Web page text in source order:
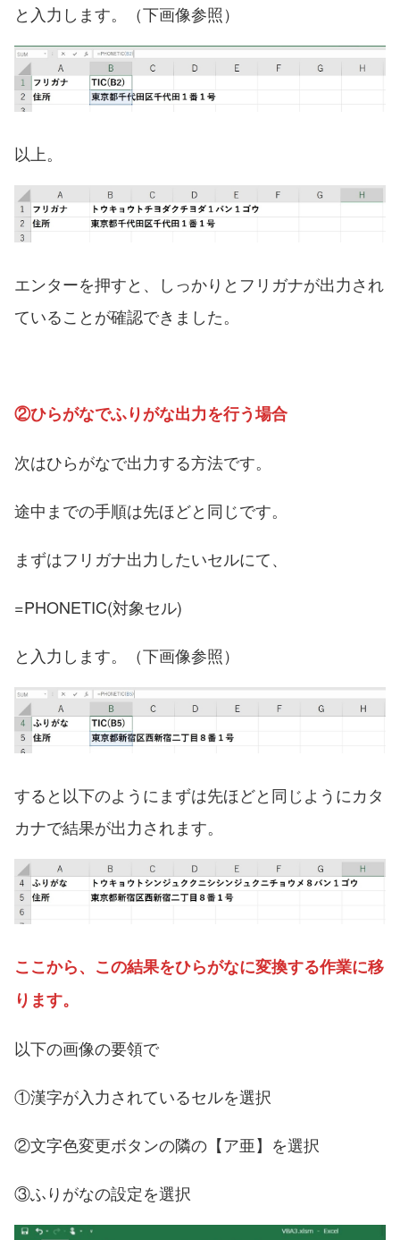
と入力します。（下画像参照）
以上。
エンターを押すと、しっかりとフリガナが出力され
ていることが確認できました。
②ひらがなでふりがな出力を行う場合
次はひらがなで出力する方法です。
途中までの手順は先ほどと同じです。
まずはフリガナ出力したいセルにて、
=PHONETIC(対象セル)
と入力します。（下画像参照）
すると以下のようにまずは先ほどと同じようにカタ
カナで結果が出力されます。
ここから、この結果をひらがなに変換する作業に移
ります。
以下の画像の要領で
①漢字が入力されているセルを選択
②文字色変更ボタンの隣の【ア亜】を選択
③ふりがなの設定を選択